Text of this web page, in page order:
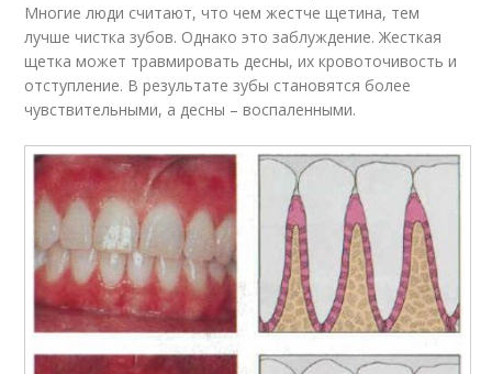
Многие люди считают, что чем жестче щетина, тем
лучше чистка зубов. Однако это заблуждение. Жесткая
щетка может травмировать десны, их кровоточивость и
отступление. В результате зубы становятся более
чувствительными, а десны – воспаленными.